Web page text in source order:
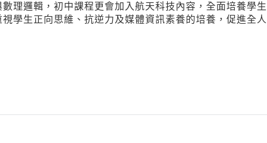
理邏輯，初中課程更會加入航天科技內容，全面培養學生
學生正向思維、抗逆力及媒體資訊素養的培養，促進全人